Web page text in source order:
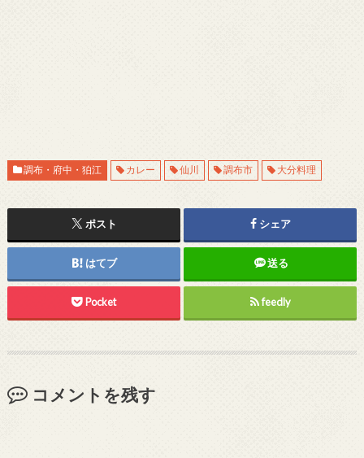
調布・府中・狛江 カレー 仙川 調布市 大分料理
ポスト シェア
はてブ 送る
Pocket feedly
コメントを残す